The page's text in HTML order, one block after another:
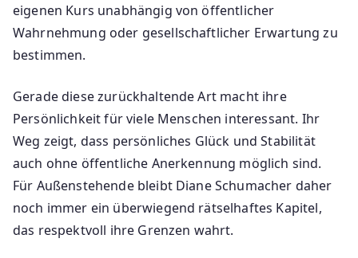
eigenen Kurs unabhängig von öffentlicher
Wahrnehmung oder gesellschaftlicher Erwartung zu
bestimmen.
Gerade diese zurückhaltende Art macht ihre
Persönlichkeit für viele Menschen interessant. Ihr
Weg zeigt, dass persönliches Glück und Stabilität
auch ohne öffentliche Anerkennung möglich sind.
Für Außenstehende bleibt Diane Schumacher daher
noch immer ein überwiegend rätselhaftes Kapitel,
das respektvoll ihre Grenzen wahrt.